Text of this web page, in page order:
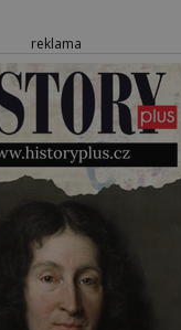
reklama